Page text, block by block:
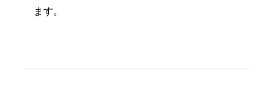
ます。